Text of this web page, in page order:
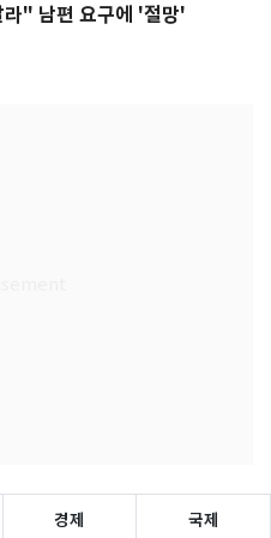
라" 남편 요구에 '절망'
경제 국제